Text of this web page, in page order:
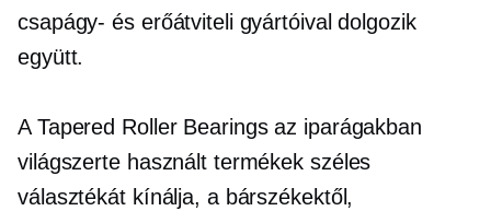
csapágy- és erőátviteli gyártóival dolgozik
együtt.
A Tapered Roller Bearings az iparágakban
világszerte használt termékek széles
választékát kínálja, a bárszékektől,